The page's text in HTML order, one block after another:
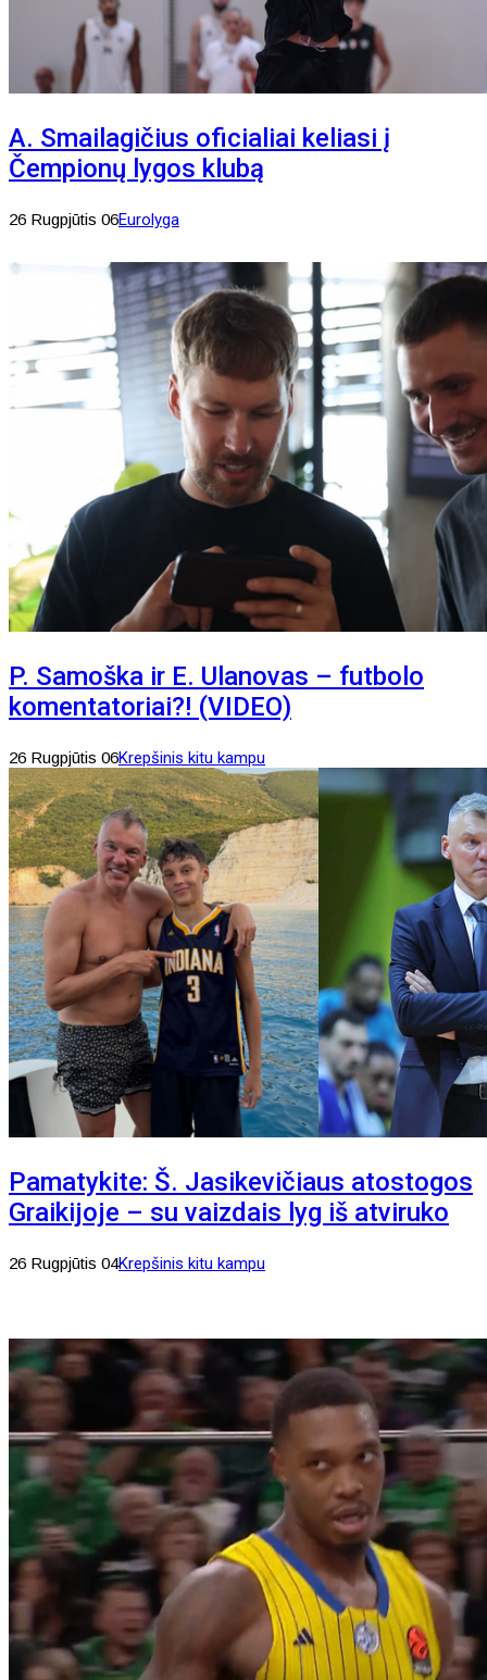
A. Smailagičius oficialiai keliasi į
Čempionų lygos klubą
26 Rugpjūtis 06Eurolyga
P. Samoška ir E. Ulanovas – futbolo
komentatoriai?! (VIDEO)
26 Rugpjūtis 06Krepšinis kitu kampu
Pamatykite: Š. Jasikevičiaus atostogos
Graikijoje – su vaizdais lyg iš atviruko
26 Rugpjūtis 04Krepšinis kitu kampu